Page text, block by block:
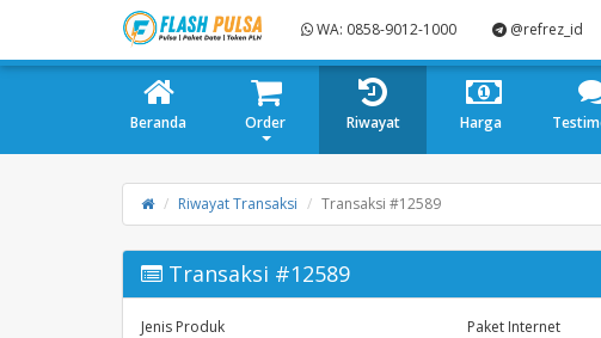
WA: 0858-9012-1000 @refrez_id
Beranda Order Riwayat Harga
Riwayat Transaksi Transaksi #12589
Transaksi #12589
Jenis Produk Paket Internet